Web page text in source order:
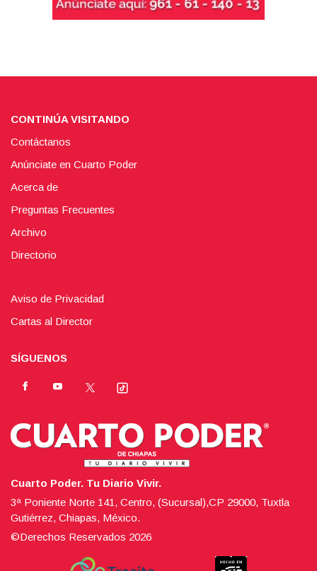
CONTINÚA VISITANDO
Contáctanos
Anúnciate en Cuarto Poder
Acerca de
Preguntas Frecuentes
Archivo
Directorio
Aviso de Privacidad
Cartas al Director
SÍGUENOS
Cuarto Poder. Tu Diario Vivir.
3ª Poniente Norte 141, Centro, (Sucursal),CP 29000, Tuxtla
Gutiérrez, Chiapas, México.
©Derechos Reservados 2026